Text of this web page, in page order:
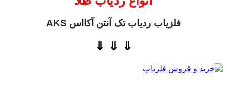
فلزیاب ردیاب تک آنتن آکااس AKS
⇓ ⇓ ⇓